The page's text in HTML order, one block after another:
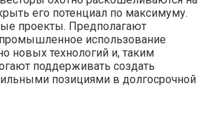
его потенциал по максимуму.
проекты. Предполагают
использование
новых технологий и, таким
поддерживать создать
позициями в долгосрочной